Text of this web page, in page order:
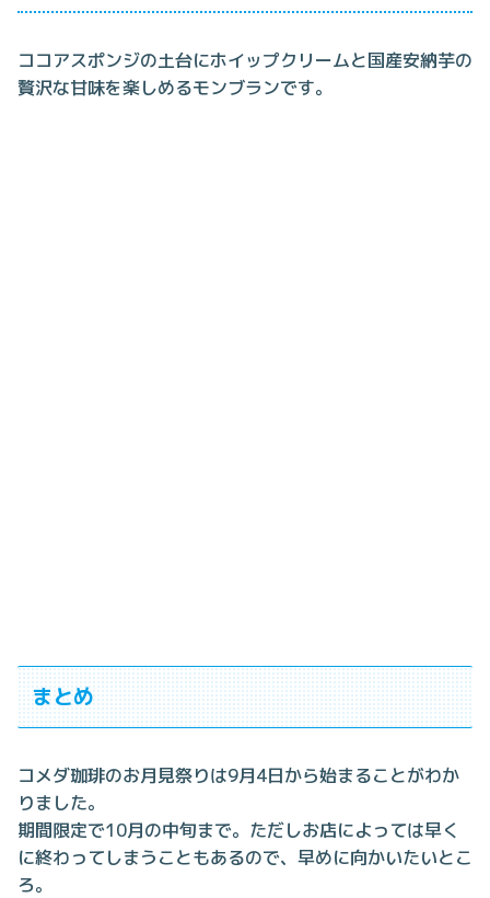
ココアスポンジの土台にホイップクリームと国産安納芋の
贅沢な甘味を楽しめるモンブランです。
まとめ
コメダ珈琲のお月見祭りは9月4日から始まることがわか
りました。
期間限定で10月の中旬まで。ただしお店によっては早く
に終わってしまうこともあるので、早めに向かいたいとこ
ろ。